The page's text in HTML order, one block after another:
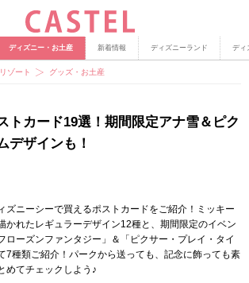
ディズニー・お土産 新着情報 ディズニーランド ディ
ゾート グッズ・お土産
トカード19選！期間限定アナ雪＆ピク
デザインも！
ズニーシーで買えるポストカードをご紹介！ミッキー
かれたレギュラーデザイン12種と、期間限定のイベン
ローズンファンタジー」＆「ピクサー・プレイ・タイ
7種類ご紹介！パークから送っても、記念に飾っても素
めてチェックしよう♪